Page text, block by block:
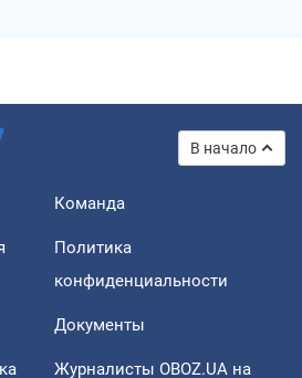
В начало
Команда
Политика
конфиденциальности
Документы
Журналисты OBOZ.UA на